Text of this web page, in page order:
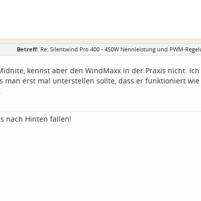
Betreff: Re: Silentwind Pro 400 - 450W Nennleistung und PWM-
kennst aber den WindMaxx in der Praxis nicht.
man erst mal unterstellen sollte, dass er funktioniert
nach Hinten fallen!